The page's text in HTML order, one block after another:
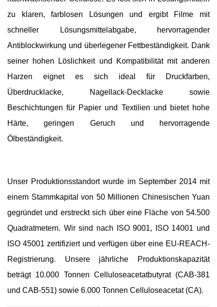
zu klaren, farblosen Lösungen und ergibt Filme mit
schneller Lösungsmittelabgabe, hervorragender
Antiblockwirkung und überlegener Fettbeständigkeit. Dank
seiner hohen Löslichkeit und Kompatibilität mit anderen
Harzen eignet es sich ideal für Druckfarben,
Überdrucklacke, Nagellack-Decklacke sowie
Beschichtungen für Papier und Textilien und bietet hohe
Härte, geringen Geruch und hervorragende
Ölbeständigkeit.
Unser Produktionsstandort wurde im September 2014 mit
einem Stammkapital von 50 Millionen Chinesischen Yuan
gegründet und erstreckt sich über eine Fläche von 54.500
Quadratmetern. Wir sind nach ISO 9001, ISO 14001 und
ISO 45001 zertifiziert und verfügen über eine EU-REACH-
Registrierung. Unsere jährliche Produktionskapazität
beträgt 10.000 Tonnen Celluloseacetatbutyrat (CAB-381
und CAB-551) sowie 6.000 Tonnen Celluloseacetat (CA).